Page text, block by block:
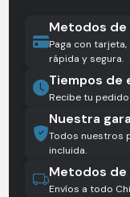
Metodos de
Paga con
rápida y segura.
Tiempos de
Recibe tu
Nuestra
Todos nuestros
incluida.
Metodos de
Envíos a todo